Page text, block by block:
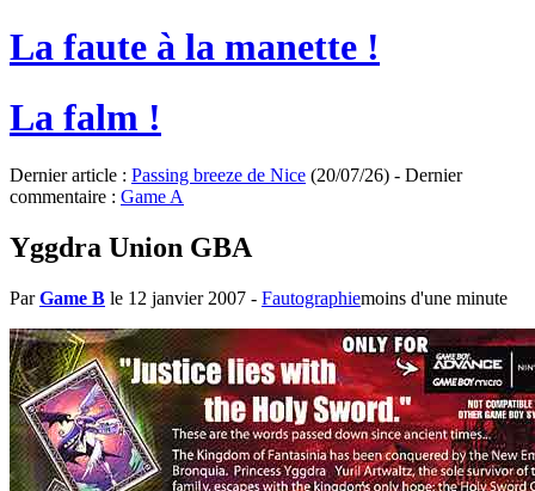
La faute à la manette !
La falm !
Dernier article : Passing breeze de Nice (20/07/26) - Dernier
commentaire : Game A
Yggdra Union GBA
ParGame B le 12 janvier 2007 - Fautographiemoins d'une minute